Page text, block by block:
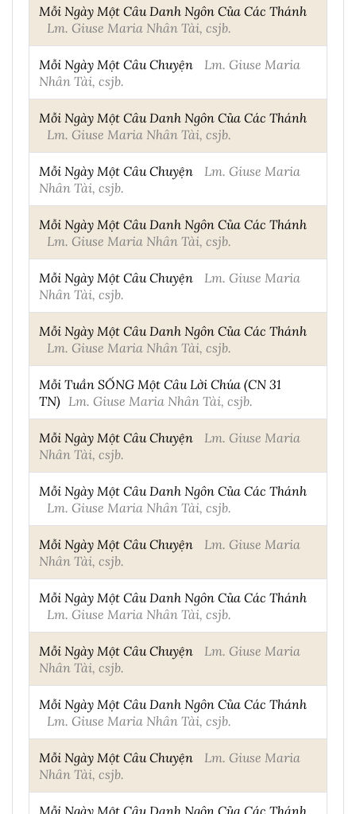
Mỗi Ngày Một Câu Danh Ngôn Của Các Thánh
Lm. Giuse Maria Nhân Tài, csjb.
Mỗi Ngày Một Câu Chuyện
Lm. Giuse Maria
Nhân Tài, csjb.
Mỗi Ngày Một Câu Danh Ngôn Của Các Thánh
Lm. Giuse Maria Nhân Tài, csjb.
Mỗi Ngày Một Câu Chuyện
Lm. Giuse Maria
Nhân Tài, csjb.
Mỗi Ngày Một Câu Danh Ngôn Của Các Thánh
Lm. Giuse Maria Nhân Tài, csjb.
Mỗi Ngày Một Câu Chuyện
Lm. Giuse Maria
Nhân Tài, csjb.
Mỗi Ngày Một Câu Danh Ngôn Của Các Thánh
Lm. Giuse Maria Nhân Tài, csjb.
Mỗi Tuần SỐNG Một Câu Lời Chúa (CN 31
TN) Lm. Giuse Maria Nhân Tài, csjb.
Mỗi Ngày Một Câu Chuyện
Lm. Giuse Maria
Nhân Tài, csjb.
Mỗi Ngày Một Câu Danh Ngôn Của Các Thánh
Lm. Giuse Maria Nhân Tài, csjb.
Mỗi Ngày Một Câu Chuyện
Lm. Giuse Maria
Nhân Tài, csjb.
Mỗi Ngày Một Câu Danh Ngôn Của Các Thánh
Lm. Giuse Maria Nhân Tài, csjb.
Mỗi Ngày Một Câu Chuyện
Lm. Giuse Maria
Nhân Tài, csjb.
Mỗi Ngày Một Câu Danh Ngôn Của Các Thánh
Lm. Giuse Maria Nhân Tài, csjb.
Mỗi Ngày Một Câu Chuyện
Lm. Giuse Maria
Nhân Tài, csjb.